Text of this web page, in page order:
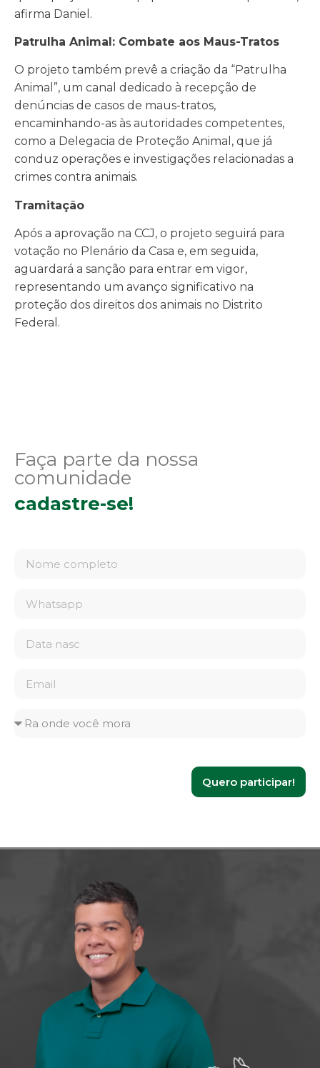
afirma Daniel.
Patrulha Animal: Combate aos Maus-Tratos
O projeto também prevê a criação da “Patrulha
Animal”, um canal dedicado à recepção de
denúncias de casos de maus-tratos,
encaminhando-as às autoridades competentes,
como a Delegacia de Proteção Animal, que já
conduz operações e investigações relacionadas a
crimes contra animais.
Tramitação
Após a aprovação na CCJ, o projeto seguirá para
votação no Plenário da Casa e, em seguida,
aguardará a sanção para entrar em vigor,
representando um avanço significativo na
proteção dos direitos dos animais no Distrito
Federal.
Faça parte da nossa
comunidade
cadastre-se!
Quero participar!